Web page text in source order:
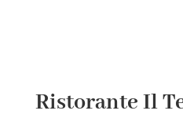
Ristorante Il